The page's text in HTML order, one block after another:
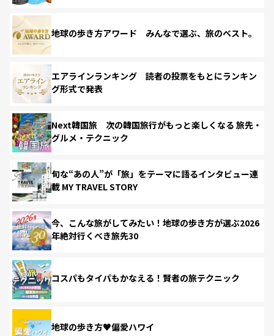
地球の歩き方アワード みんなで選ぶ、旅のベスト。
エアラインランキング 読者の投票をもとにランキン
グ形式で発表
Next韓国旅 次の韓国旅行がもっと楽しくなる 旅先・
グルメ・テクニック
旬な“あの人”が「旅」をテーマに語るインタビュー連
載 MY TRAVEL STORY
今、こんな旅がしてみたい！地球の歩き方が選ぶ2026
年絶対行くべき旅先30
コスパもタイパもかなえる！賢者の旅テクニック
地球の歩き方♥偏愛ハワイ